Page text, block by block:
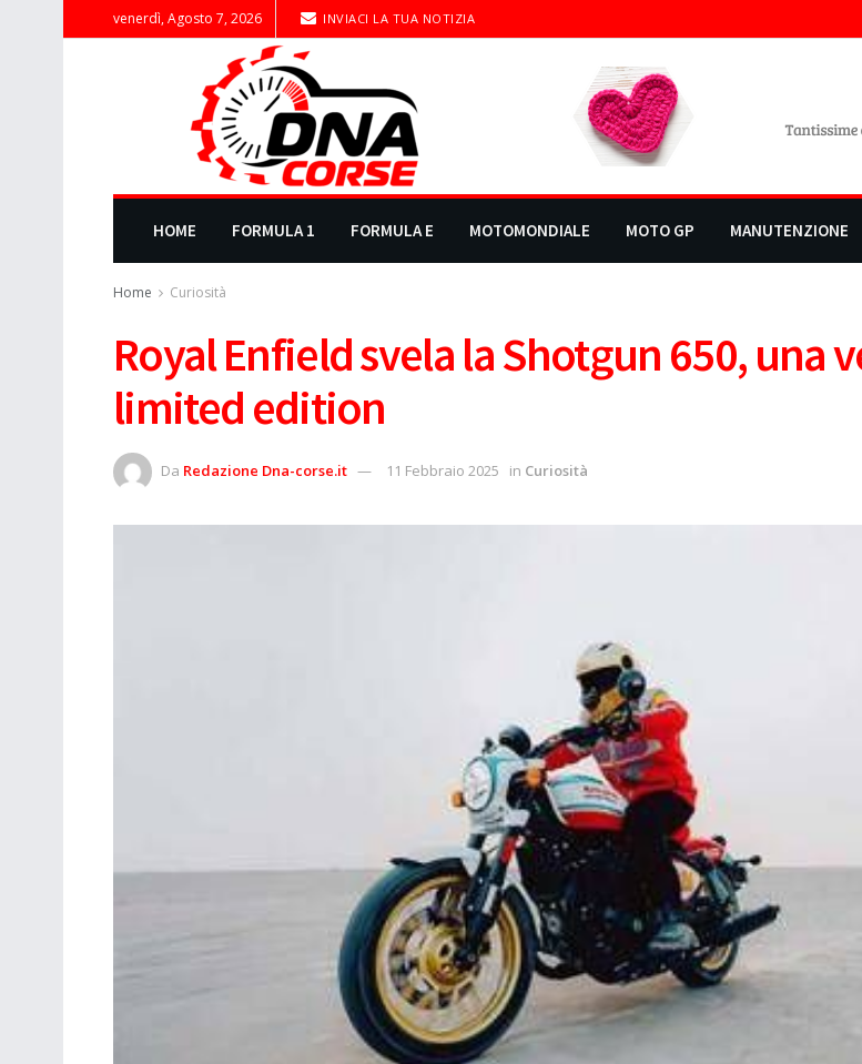
venerdì, Agosto 7, 2026 INVIACI LA TUA NOTIZIA
HOME FORMULA 1 FORMULA E MOTOMONDIALE MOTO GP MANUTENZIONE
Home Curiosità
Royal Enfield svela la Shotgun 650, una
limited edition
Da Redazione Dna-corse.it 11 Febbraio 2025 in Curiosità